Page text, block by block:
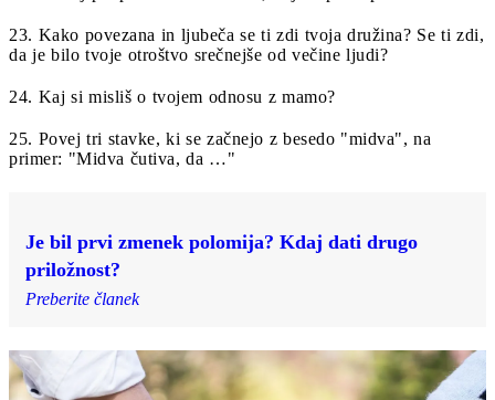
23. Kako povezana in ljubeča se ti zdi tvoja družina? Se ti zdi,
da je bilo tvoje otroštvo srečnejše od večine ljudi?
24. Kaj si misliš o tvojem odnosu z mamo?
25. Povej tri stavke, ki se začnejo z besedo "midva", na
primer: "Midva čutiva, da …"
Je bil prvi zmenek polomija? Kdaj dati drugo
priložnost?
Preberite članek